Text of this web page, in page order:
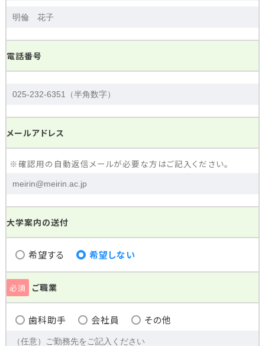
電話番号
メールアドレス
※確認用の自動返信メールが必要な方はご記入ください。
大学案内の送付
希望する 希望しない
必須 ご職業
歯科助手 会社員 その他